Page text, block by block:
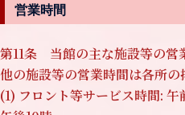
営業時間
第11条 当館の主な施設等の営
他の施設等の営業時間は各所の
(1) フロント等サービス時間: